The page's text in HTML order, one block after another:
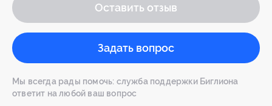
Оставить отзыв
Задать вопрос
Мы всегда рады помочь: служба поддержки Биглиона
ответит на любой ваш вопрос